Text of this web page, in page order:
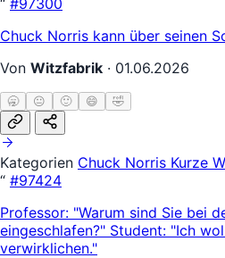
Chuck Norris kann über seinen
Von Witzfabrik · 01.06.2026
🥱 😐 🙂 😄 🤣
Kategorien Chuck Norris Kurze
“ #97424
Professor: "Warum sind Sie bei
eingeschlafen?" Student: "Ich
verwirklichen."